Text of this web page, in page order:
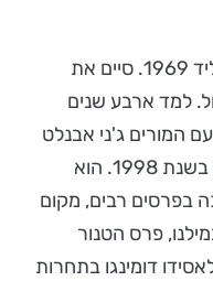
זמר טנור קוריאני יליד 1969. סיים את
בשנת 1994 בסיאול. למד ארבע שנים
עם המורים ג'ני אבנלט
ואומבאטו ג'ילי. שם קיבל דיפלומה בשנת 1998. הוא
בפרסים רבים, מקום
פרס הטנור
דומינגו בתחרות